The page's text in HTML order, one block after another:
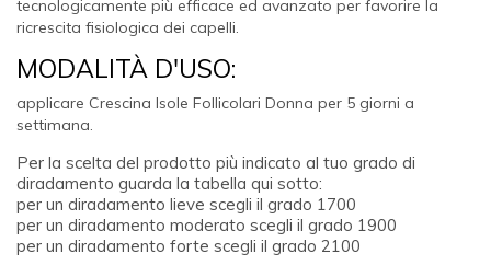
tecnologicamente più efficace ed avanzato per favorire la
ricrescita fisiologica dei capelli.
MODALITÀ D'USO:
applicare Crescina Isole Follicolari Donna per 5 giorni a
settimana.
Per la scelta del prodotto più indicato al tuo grado di
diradamento guarda la tabella qui sotto:
per un diradamento lieve scegli il grado 1700
per un diradamento moderato scegli il grado 1900
per un diradamento forte scegli il grado 2100